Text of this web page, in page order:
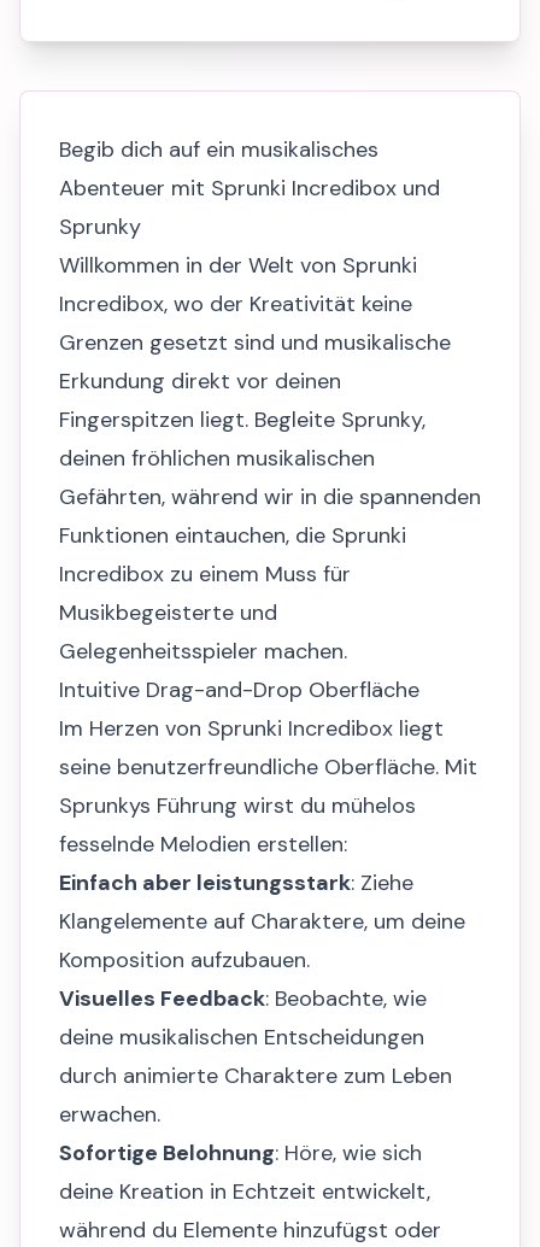
Begib dich auf ein musikalisches
Abenteuer mit Sprunki Incredibox und
Sprunky
Willkommen in der Welt von Sprunki
Incredibox, wo der Kreativität keine
Grenzen gesetzt sind und musikalische
Erkundung direkt vor deinen
Fingerspitzen liegt. Begleite Sprunky,
deinen fröhlichen musikalischen
Gefährten, während wir in die spannenden
Funktionen eintauchen, die Sprunki
Incredibox zu einem Muss für
Musikbegeisterte und
Gelegenheitsspieler machen.
Intuitive Drag-and-Drop Oberfläche
Im Herzen von Sprunki Incredibox liegt
seine benutzerfreundliche Oberfläche. Mit
Sprunkys Führung wirst du mühelos
fesselnde Melodien erstellen:
Einfach aber leistungsstark: Ziehe
Klangelemente auf Charaktere, um deine
Komposition aufzubauen.
Visuelles Feedback: Beobachte, wie
deine musikalischen Entscheidungen
durch animierte Charaktere zum Leben
erwachen.
Sofortige Belohnung: Höre, wie sich
deine Kreation in Echtzeit entwickelt,
während du Elemente hinzufügst oder